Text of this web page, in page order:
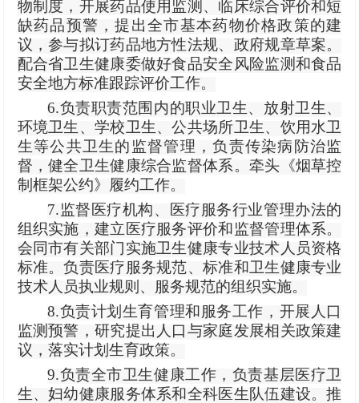
物制度，开展药品使用监测、临床综合评价和短
缺药品预警，提出全市基本药物价格政策的建
议，参与拟订药品地方性法规、政府规章草案。
配合省卫生健康委做好食品安全风险监测和食品
安全地方标准跟踪评价工作。
6.负责职责范围内的职业卫生、放射卫生、
环境卫生、学校卫生、公共场所卫生、饮用水卫
生等公共卫生的监督管理，负责传染病防治监
督，健全卫生健康综合监督体系。牵头《烟草控
制框架公约》履约工作。
7.监督医疗机构、医疗服务行业管理办法的
组织实施，建立医疗服务评价和监督管理体系。
会同市有关部门实施卫生健康专业技术人员资格
标准。负责医疗服务规范、标准和卫生健康专业
技术人员执业规则、服务规范的组织实施。
8.负责计划生育管理和服务工作，开展人口
监测预警，研究提出人口与家庭发展相关政策建
议，落实计划生育政策。
9.负责全市卫生健康工作，负责基层医疗卫
生、妇幼健康服务体系和全科医生队伍建设。推